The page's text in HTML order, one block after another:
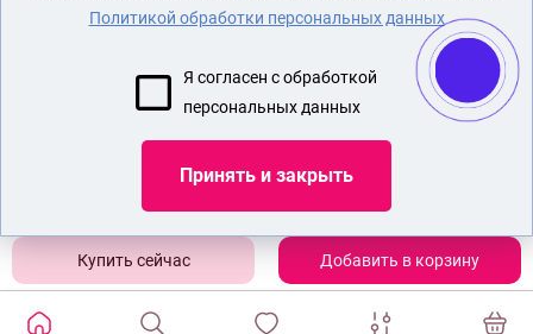
Добавить в корзину
ОПЛАТА И ДОСТАВКА
СЕКС ИГРУШКИ
НАБОР БДСМ
НАСАДКА ДЛЯ УВЕЛИЧЕНИЯ ПЕНИСА
Показать еще
Политикой обработки персональных данных
Я согласен с обработкой
персональных данных
Принять и закрыть